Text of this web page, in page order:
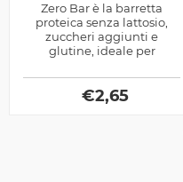
Zero Bar è la barretta
proteica senza lattosio,
zuccheri aggiunti e
glutine, ideale per
della dieta ipocalorica per
dimagrire
€2,65